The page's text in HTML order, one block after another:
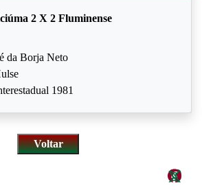
2 X 2 Fluminense
da Borja Neto
1981